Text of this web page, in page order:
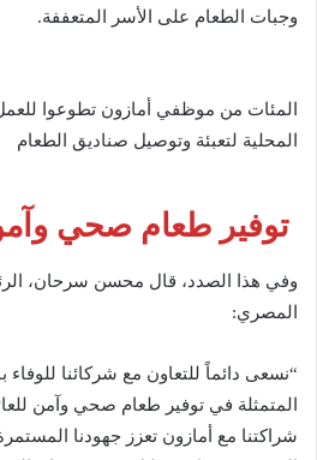
وجبات الطعام على الأسر المتعففة.
المئات من موظفي أمازون تطوعوا
المحلية لتعبئة وتوصيل صناديق الطعام
توفير طعام صحي
وفي هذا الصدد، قال محسن سرحان،
المصري:
“نسعى دائماً للتعاون مع شركائنا للوفاء
المتمثلة في توفير طعام صحي وآمن
شراكتنا مع أمازون تعزز جهودنا